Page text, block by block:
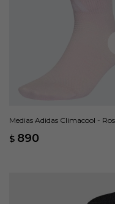
Medias Adidas Climacool -
$ 890